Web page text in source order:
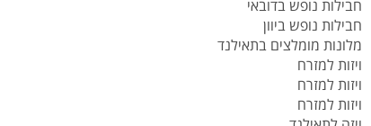
חבילות נופש בדובאי
חבילות נופש ביוון
מלונות מומלצים בתאילנד
ויזות למזרח
ויזות למזרח
ויזות למזרח